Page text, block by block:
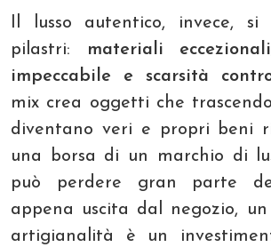
Il lusso autentico, invece,
pilastri:
materiali
impeccabile e scarsità
mix crea oggetti che
diventano veri e propri beni
una borsa di un marchio di
può perdere gran parte
appena uscita dal negozio,
artigianalità è un